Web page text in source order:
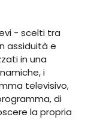
- scelti tra
assiduità e
in una
i
televisivo,
di
la propria